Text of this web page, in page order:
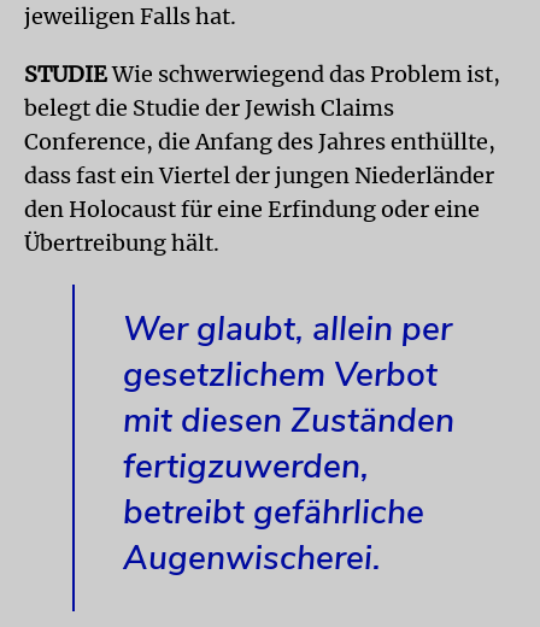
jeweiligen Falls hat.
STUDIEWie schwerwiegend das Problem ist,
belegt die Studie der Jewish Claims
Conference, die Anfang des Jahres enthüllte,
dass fast ein Viertel der jungen Niederländer
den Holocaust für eine Erfindung oder eine
Übertreibung hält.
Wer glaubt, allein per
gesetzlichem Verbot
mit diesen Zuständen
fertigzuwerden,
betreibt gefährliche
Augenwischerei.